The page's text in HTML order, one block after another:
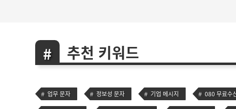
추천 키워드
업무 문자 정보성 문자 기업 메시지 080 무료수